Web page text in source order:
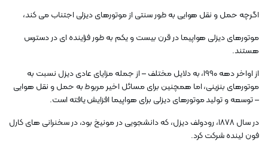
اگرچه حمل و نقل هوایی به طور سنتی از موتورهای دیزلی اجتناب می کند،
موتورهای دیزلی هواپیما در قرن بیست و یکم به طور فزاینده ای در دسترس
هستند.
از اواخر دهه 1990، به دلایل مختلف – از جمله مزایای عادی دیزل نسبت به
موتورهای بنزینی، اما همچنین برای مسائل اخیر مربوط به حمل و نقل هوایی
– توسعه و تولید موتورهای دیزلی برای هواپیما افزایش یافته است.
در سال 1878، رودولف دیزل، که دانشجویی در مونیخ بود، در سخنرانی های کارل
فون لینده شرکت کرد.